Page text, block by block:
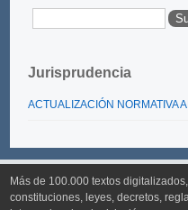
Jurisprudencia
ACTUALIZACIÓN NORMATIVA
Más de 100.000 textos
constituciones, leyes, decretos,